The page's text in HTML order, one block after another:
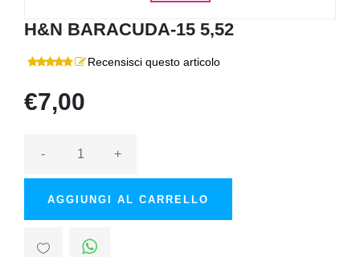
H&N BARACUDA-15 5,52
Recensisci questo articolo
€7,00
- +
AGGIUNGI AL CARRELLO